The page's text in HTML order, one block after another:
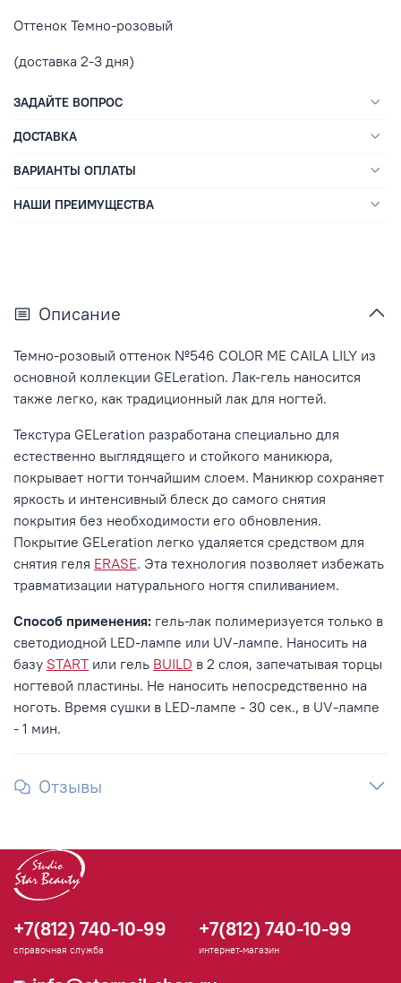
ЗАДАЙТЕ ВОПРОС
ДОСТАВКА
ВАРИАНТЫ ОПЛАТЫ
НАШИ ПРЕИМУЩЕСТВА
Оттенок Темно-розовый
(доставка 2-3 дня)
Описание
Темно-розовый оттенок №546 COLOR ME CAILA LILY из
основной коллекции GELeration. Лак-гель наносится
также легко, как традиционный лак для ногтей.
Текстура GELeration разработана специально для
естественно выглядящего и стойкого маникюра,
покрывает ногти тончайшим слоем. Маникюр сохраняет
яркость и интенсивный блеск до самого снятия
покрытия без необходимости его обновления.
Покрытие GELeration легко удаляется средством для
снятия геля ERASE. Эта технология позволяет избежать
травматизации натурального ногтя спиливанием.
Способ применения: гель-лак полимеризуется только в
светодиодной LED-лампе или UV-лампе. Наносить на
базу START или гель BUILD в 2 слоя, запечатывая торцы
ногтевой пластины. Не наносить непосредственно на
ноготь. Время сушки в LED-лампе - 30 сек., в UV-лампе
- 1 мин.
Отзывы
+7(812) 740-10-99
справочная служба
+7(812) 740-10-99
интернет-магазин